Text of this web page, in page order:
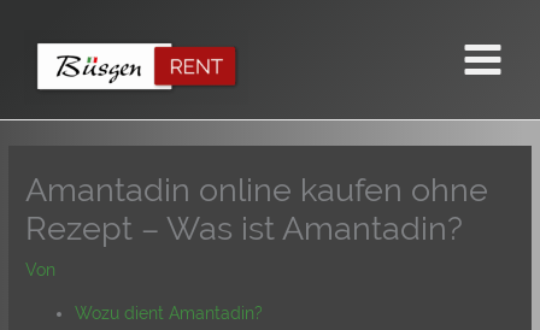
Inhalt
springen
Amantadin online kaufen ohne
Rezept – Was ist Amantadin?
Von
Wozu dient Amantadin?